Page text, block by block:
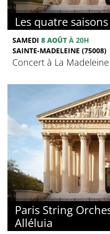
Les quatre
SAMEDI 8 AOÛT À 20H
SAINTE-MADELEINE (75008)
Concert à La
Paris String
Alléluia